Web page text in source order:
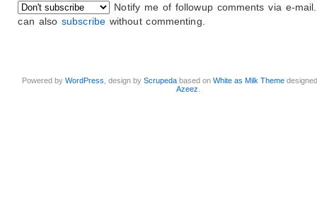
Notify me of followup comments via e-
can also subscribe without commenting.
Powered byWordPress , design byScrupeda based onWhite as Milk Theme
Azeez